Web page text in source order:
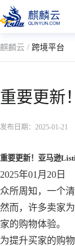
麒麟学院
Kylin Academy
麒麟云 / 跨境平台
重要更新
发布日期：2025-01-21
重要更新！亚马逊
2025年01月20日
众所周知，一个
然而，许多卖家
家的购物体验。
为提升买家的购